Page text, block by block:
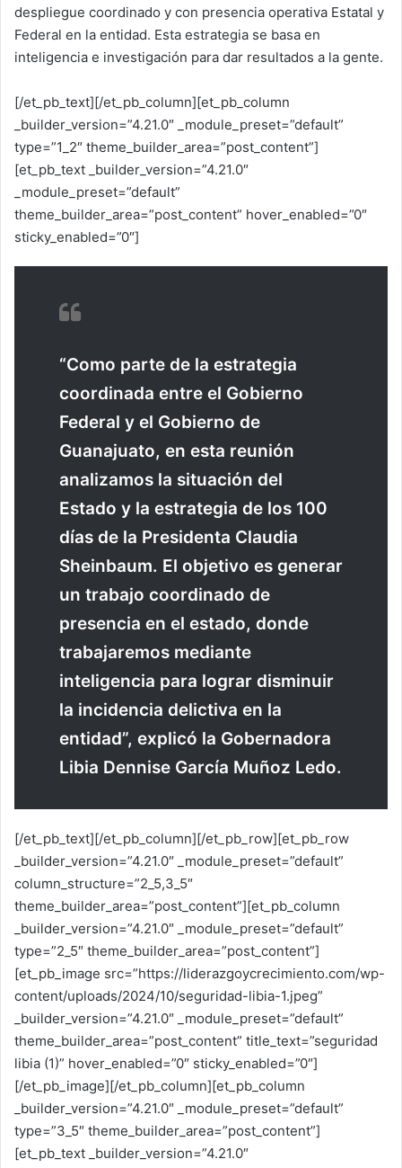
despliegue coordinado y con presencia operativa Estatal y
Federal en la entidad. Esta estrategia se basa en
inteligencia e investigación para dar resultados a la gente.
[/et_pb_text][/et_pb_column][et_pb_column
_builder_version=”4.21.0″ _module_preset=”default”
type=”1_2″ theme_builder_area=”post_content”]
[et_pb_text _builder_version=”4.21.0″
_module_preset=”default”
theme_builder_area=”post_content” hover_enabled=”0″
sticky_enabled=”0″]
“Como parte de la estrategia
coordinada entre el Gobierno
Federal y el Gobierno de
Guanajuato, en esta reunión
analizamos la situación del
Estado y la estrategia de los 100
días de la Presidenta Claudia
Sheinbaum. El objetivo es generar
un trabajo coordinado de
presencia en el estado, donde
trabajaremos mediante
inteligencia para lograr disminuir
la incidencia delictiva en la
entidad”, explicó la Gobernadora
Libia Dennise García Muñoz Ledo.
[/et_pb_text][/et_pb_column][/et_pb_row][et_pb_row
_builder_version=”4.21.0″ _module_preset=”default”
column_structure=”2_5,3_5″
theme_builder_area=”post_content”][et_pb_column
_builder_version=”4.21.0″ _module_preset=”default”
type=”2_5″ theme_builder_area=”post_content”]
[et_pb_image src=”https://liderazgoycrecimiento.com/wp-
content/uploads/2024/10/seguridad-libia-1.jpeg”
_builder_version=”4.21.0″ _module_preset=”default”
theme_builder_area=”post_content” title_text=”seguridad
libia (1)” hover_enabled=”0″ sticky_enabled=”0″]
[/et_pb_image][/et_pb_column][et_pb_column
_builder_version=”4.21.0″ _module_preset=”default”
type=”3_5″ theme_builder_area=”post_content”]
[et_pb_text _builder_version=”4.21.0″